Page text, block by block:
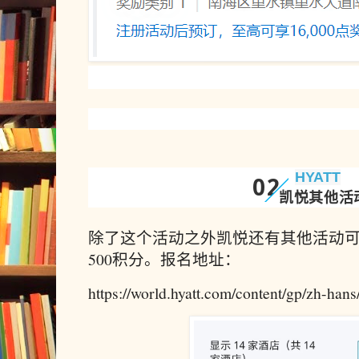
02 HYATT
凯悦其他活
除了这个活动之外凯悦还有其他活动
500积分。报名地址：
https://world.hyatt.com/content/gp/zh-